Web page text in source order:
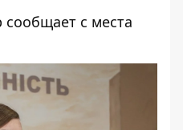
сообщает с места